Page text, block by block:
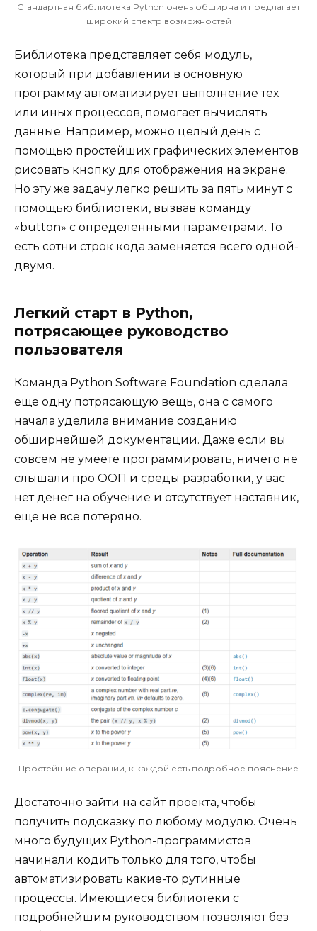
Стандартная библиотека Python очень обширна и предлагает
широкий спектр возможностей
Библиотека представляет себя модуль,
который при добавлении в основную
программу автоматизирует выполнение тех
или иных процессов, помогает вычислять
данные. Например, можно целый день с
помощью простейших графических элементов
рисовать кнопку для отображения на экране.
Но эту же задачу легко решить за пять минут с
помощью библиотеки, вызвав команду
«button» с определенными параметрами. То
есть сотни строк кода заменяется всего одной-
двумя.
Легкий старт в Python,
потрясающее руководство
пользователя
Команда Python Software Foundation сделала
еще одну потрясающую вещь, она с самого
начала уделила внимание созданию
обширнейшей документации. Даже если вы
совсем не умеете программировать, ничего не
слышали про ООП и среды разработки, у вас
нет денег на обучение и отсутствует наставник,
еще не все потеряно.
Простейшие операции, к каждой есть подробное пояснение
Достаточно зайти на сайт проекта, чтобы
получить подсказку по любому модулю. Очень
много будущих Python-программистов
начинали кодить только для того, чтобы
автоматизировать какие-то рутинные
процессы. Имеющиеся библиотеки с
подробнейшим руководством позволяют без